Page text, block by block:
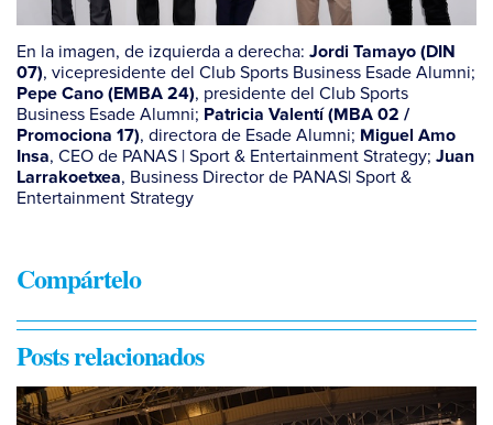
En la imagen, de izquierda a derecha: Jordi Tamayo (DIN
07), vicepresidente del Club Sports Business Esade Alumni;
Pepe Cano (EMBA 24), presidente del Club Sports
Business Esade Alumni; Patricia Valentí (MBA 02 /
Promociona 17), directora de Esade Alumni; Miguel Amo
Insa, CEO de PANAS | Sport & Entertainment Strategy; Juan
Larrakoetxea, Business Director de PANAS| Sport &
Entertainment Strategy
Compártelo
Posts relacionados